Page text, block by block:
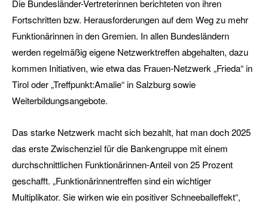
Die Bundesländer-Vertreterinnen berichteten von ihren
Fortschritten bzw. Herausforderungen auf dem Weg zu mehr
Funktionärinnen in den Gremien. In allen Bundesländern
werden regelmäßig eigene Netzwerktreffen abgehalten, dazu
kommen Initiativen, wie etwa das Frauen-Netzwerk „Frieda“ in
Tirol oder „Treffpunkt:Amalie“ in Salzburg sowie
Weiterbildungsangebote.
Das starke Netzwerk macht sich bezahlt, hat man doch 2025
das erste Zwischenziel für die Bankengruppe mit einem
durchschnittlichen Funktionärinnen-Anteil von 25 Prozent
geschafft. „Funktionärinnentreffen sind ein wichtiger
Multiplikator. Sie wirken wie ein positiver Schneeballeffekt“,